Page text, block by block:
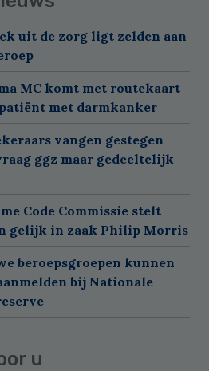
uit de zorg ligt zelden aan
MC komt met routekaart
met darmkanker
vangen gestegen
ggz maar gedeeltelijk
Code Commissie stelt
gelijk in zaak Philip Morris
beroepsgroepen kunnen
bij Nationale
u